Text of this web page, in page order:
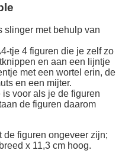
slinger met behulp van
tje 4 figuren die je zelf zo
en aan een lijntje
met een wortel erin, de
en een mijter.
voor als je de figuren
de figuren daarom
de figuren ongeveer zijn;
x 11,3 cm hoog.